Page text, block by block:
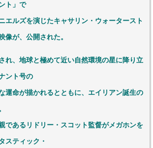
ト」で
エルズを演じたキャサリン・ウォータースト
像が、公開された。
れ、地球と極めて近い自然環境の星に降り立
ント号の
運命が描かれるとともに、エイリアン誕生の
であるリドリー・スコット監督がメガホンを
スティック・